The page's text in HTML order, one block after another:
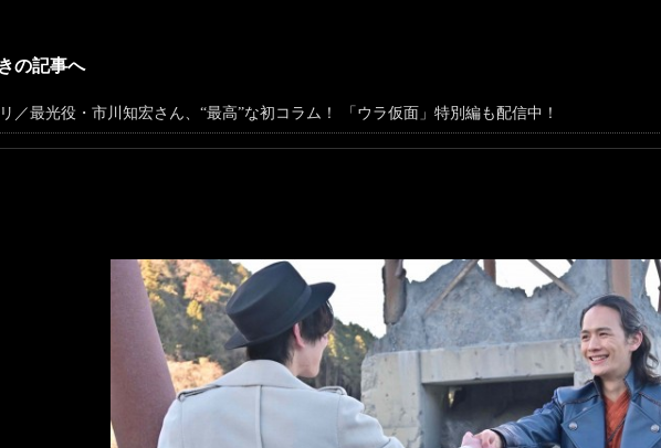
の記事へ
／最光役・市川知宏さん、“最高”な初コラム！ 「ウラ仮面」特別編も配信中！